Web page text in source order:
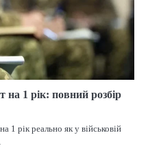
1 рік: повний розбір
1 рік реально як у військовій